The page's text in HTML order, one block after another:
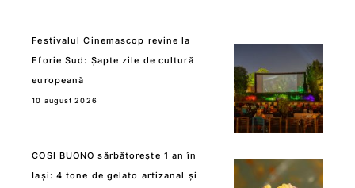
Festivalul Cinemascop revine la
Eforie Sud: Șapte zile de cultură
europeană
10 august 2026
COSI BUONO sărbătorește 1 an în
Iași: 4 tone de gelato artizanal și